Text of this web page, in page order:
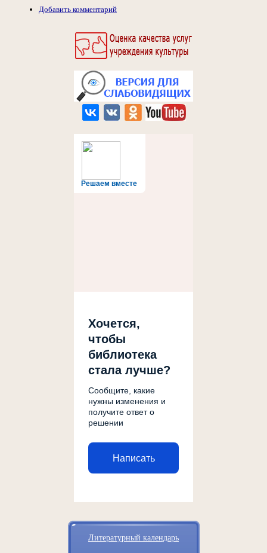
Решаем вместе
Хочется,
чтобы
библиотека
стала лучше?
Сообщите, какие
нужны изменения и
получите ответ о
решении
Написать
Литературный календарь
Добавить комментарий